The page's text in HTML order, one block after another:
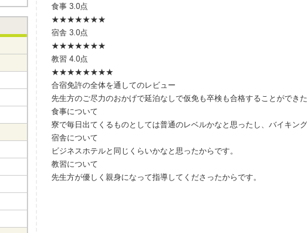
食事 3.0点
★★★★★★★
宿舎 3.0点
★★★★★★★
教習 4.0点
★★★★★★★★
合宿免許の全体を通してのレビュー
先生方のご尽力のおかげで延泊なしで仮免も卒検も合格することができた
食事について
寮で毎日出てくるものとしては普通のレベルかなと思ったし、バイキン
宿舎について
ビジネスホテルと同じくらいかなと思ったからです。
教習について
先生方が優しく親身になって指導してくださったからです。